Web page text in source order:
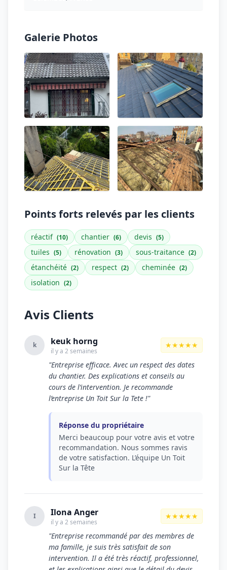
Galerie Photos
Points forts relevés par les clients
réactif (10) chantier (6) devis (5)
tuiles (5) rénovation (3) sous-traitance (2)
étanchéité (2) respect (2) cheminée (2)
isolation (2)
Avis Clients
k keuk horng
il y a 2 semaines
★★★★★
"Entreprise efficace. Avec un respect des dates
du chantier. Des explications et conseils au
cours de l’intervention. Je recommande
l’entreprise Un Toit Sur la Tete !"
Réponse du propriétaire
Merci beaucoup pour votre avis et votre
recommandation. Nous sommes ravis
de votre satisfaction. L’équipe Un Toit
Sur la Tête
I Ilona Anger
il y a 2 semaines
★★★★★
"Entreprise recommandé par des membres de
ma famille, je suis très satisfait de son
intervention. Il a été très réactif, professionnel,